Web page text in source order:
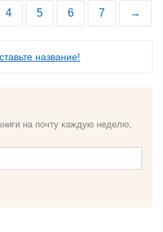
4 5 6 7 →
название!
на почту каждую неделю,